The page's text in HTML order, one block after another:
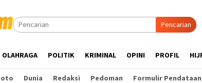
Pencarian
OLAHRAGA POLITIK KRIMINAL OPINI PROFIL
Dunia Redaksi Pedoman Formulir Pendataan